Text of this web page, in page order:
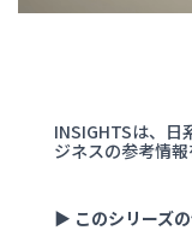
INSIGHTSは、日
ジネスの参考情報
▶ このシリーズ